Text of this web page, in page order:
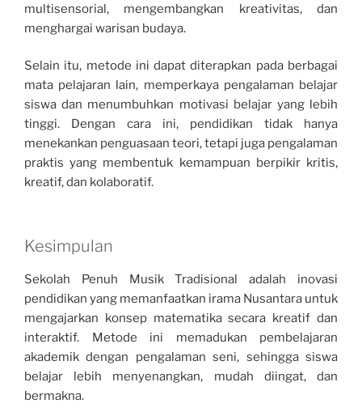
multisensorial, mengembangkan kreativitas, dan
menghargai warisan budaya.
Selain itu, metode ini dapat diterapkan pada berbagai
mata pelajaran lain, memperkaya pengalaman belajar
siswa dan menumbuhkan motivasi belajar yang lebih
tinggi. Dengan cara ini, pendidikan tidak hanya
menekankan penguasaan teori, tetapi juga pengalaman
praktis yang membentuk kemampuan berpikir kritis,
kreatif, dan kolaboratif.
Kesimpulan
Sekolah Penuh Musik Tradisional adalah inovasi
pendidikan yang memanfaatkan irama Nusantara untuk
mengajarkan konsep matematika secara kreatif dan
interaktif. Metode ini memadukan pembelajaran
akademik dengan pengalaman seni, sehingga siswa
belajar lebih menyenangkan, mudah diingat, dan
bermakna.